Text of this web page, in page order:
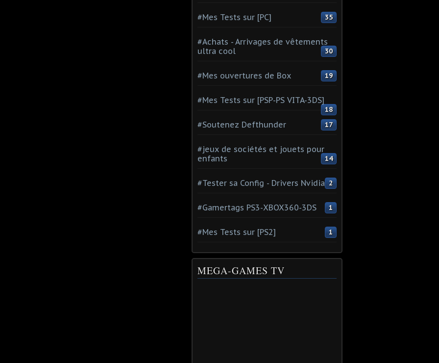
#Mes Tests sur [PC] 35
#Achats - Arrivages de vêtements
ultra cool
30
#Mes ouvertures de Box 19
#Mes Tests sur [PSP-PS VITA-3DS]
18
#Soutenez Defthunder 17
#jeux de sociétés et jouets pour
enfants
14
#Tester sa Config - Drivers Nvidia 2
#Gamertags PS3-XBOX360-3DS 1
#Mes Tests sur [PS2] 1
MEGA-GAMES TV